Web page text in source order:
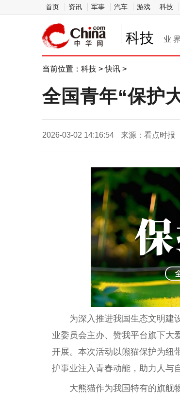
首页 资讯 军事 汽车 游戏 科技
科技 业 界
当前位置： 科技 >快讯 >
全国青年“保护
2026-03-02 14:16:54 来源：看点时报
为深入推进我国生态文明建
业委员会主办、赞我平台旗下大
开展。本次活动以熊猫保护为纽
护事业注入青春动能，助力人与
大熊猫作为我国特有的旗舰